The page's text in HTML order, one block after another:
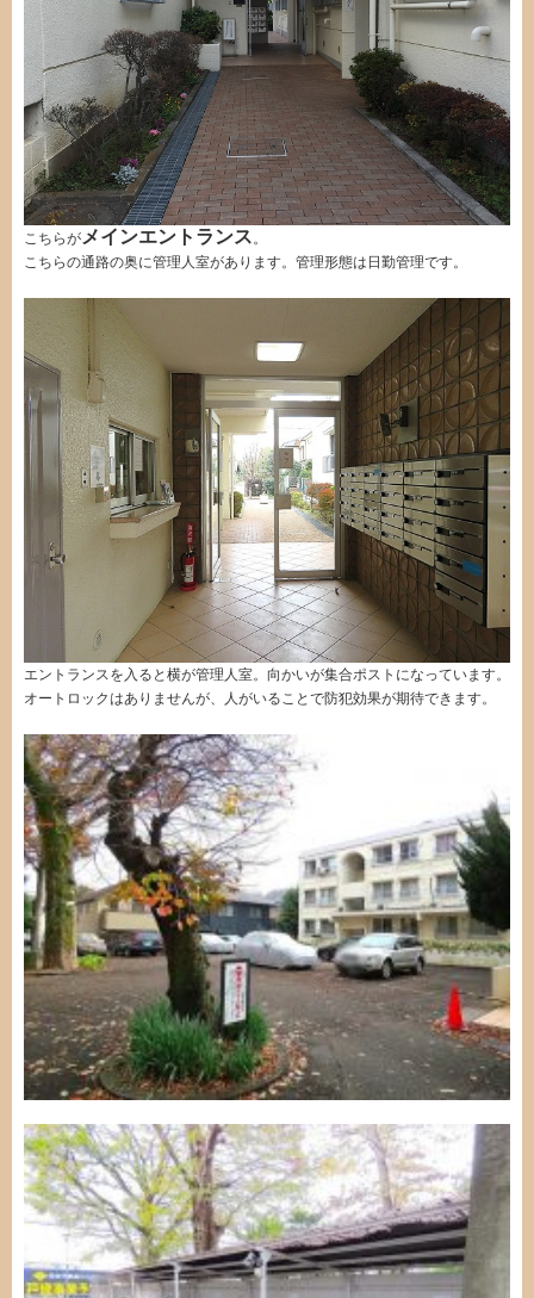
こちらが メインエントランス。
こちらの通路の奥に管理人室があります。管理形態は日勤管理です。
エントランスを入ると横が管理人室。向かいが集合ポストになっています。
オートロックはありませんが、人がいることで防犯効果が期待できます。